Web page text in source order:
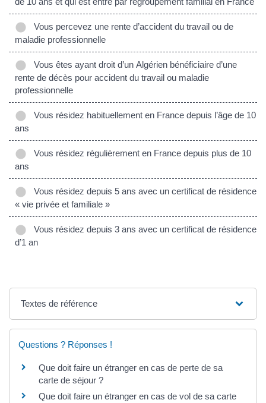
Vous percevez une rente d’accident du travail ou de
maladie professionnelle
Vous êtes ayant droit d’un Algérien bénéficiaire d’une
rente de décès pour accident du travail ou maladie
professionnelle
Vous résidez habituellement en France depuis l’âge de 10
ans
Vous résidez régulièrement en France depuis plus de 10
ans
Vous résidez depuis 5 ans avec un certificat de résidence
« vie privée et familiale »
Vous résidez depuis 3 ans avec un certificat de résidence
d’1 an
Textes de référence
Questions ? Réponses !
Que doit faire un étranger en cas de perte de sa
carte de séjour ?
Que doit faire un étranger en cas de vol de sa carte